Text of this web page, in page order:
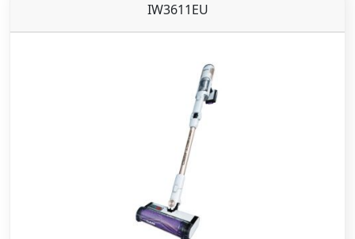
IW3611EU